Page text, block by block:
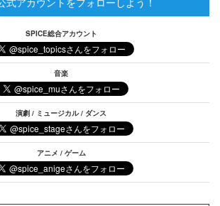
SPICE総合アカウント
音楽
演劇 / ミュージカル / ダンス
アニメ / ゲーム